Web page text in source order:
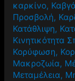
καρκίνο,
Προσβολή,
Κατάθλιψη,
Κινητικότητα
Κορύφωση,
Μακροζωία,
Μεταμέλεια,